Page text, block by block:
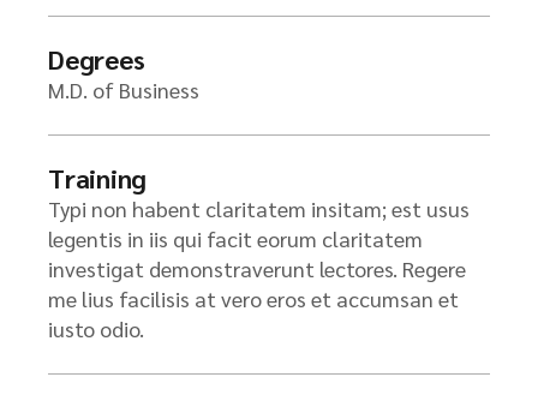
Degrees
M.D. of Business
Training
Typi non habent claritatem insitam; est usus
legentis in iis qui facit eorum claritatem
investigat demonstraverunt lectores. Regere
me lius facilisis at vero eros et accumsan et
iusto odio.